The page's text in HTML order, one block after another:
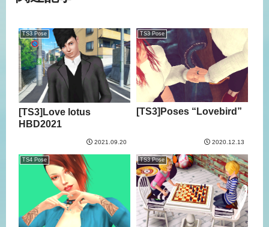
TS3 Pose
[TS3]Love lotus
HBD2021
2021.09.20
TS3 Pose
[TS3]Poses “Lovebird”
2020.12.13
TS4 Pose TS3 Pose